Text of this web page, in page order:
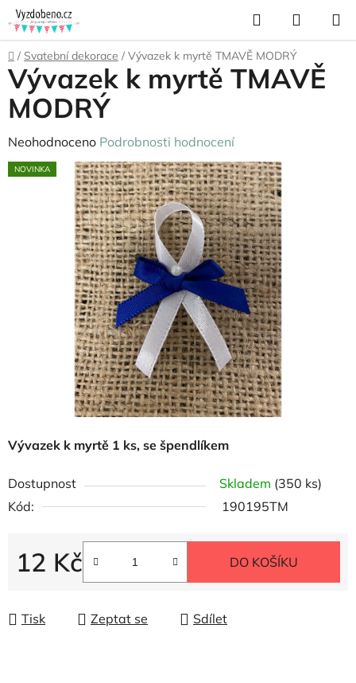
Přejít
na
obsah
Hledat
KOŠÍK
Domů
/ Svatební dekorace / Vývazek k myrtě TMAVĚ MODRÝ
Vývazek k myrtě 1 ks, se špendlíkem
Dostupnost Skladem (350 ks)
Kód:
190195TM
12 Kč
Měrná cena:
DO KOŠÍKU
Tisk Zeptat se Sdílet
Vývazek k myrtě TMAVĚ
MODRÝ
Průměrné
hodnocení
Neohodnoceno Podrobnosti hodnocení
NOVINKA